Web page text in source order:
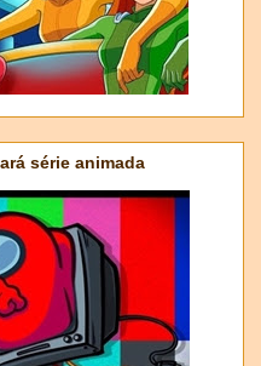
série animada